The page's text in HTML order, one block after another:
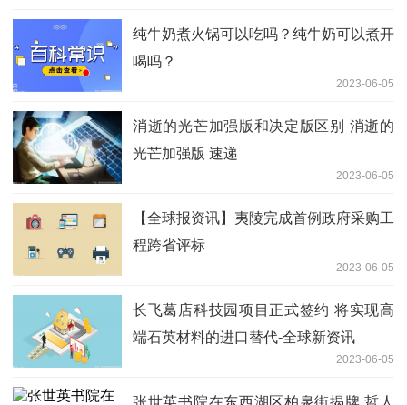
纯牛奶煮火锅可以吃吗？纯牛奶可以煮开
喝吗？
2023-06-05
消逝的光芒加强版和决定版区别 消逝的
光芒加强版 速递
2023-06-05
【全球报资讯】夷陵完成首例政府采购工
程跨省评标
2023-06-05
长飞葛店科技园项目正式签约 将实现高
端石英材料的进口替代-全球新资讯
2023-06-05
张世英书院在东西湖区柏泉街揭牌 哲人